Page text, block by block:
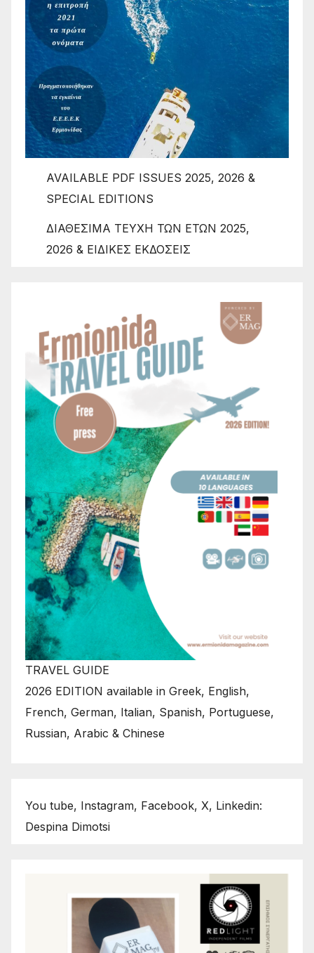
AVAILABLE PDF ISSUES 2025, 2026 &
SPECIAL EDITIONS
ΔΙΑΘΕΣΙΜΑ ΤΕΥΧΗ ΤΩΝ ΕΤΩΝ 2025,
2026 & ΕΙΔΙΚΕΣ ΕΚΔΟΣΕΙΣ
TRAVEL GUIDE
2026 EDITION available in Greek, English,
French, German, Italian, Spanish, Portuguese,
Russian, Arabic & Chinese
You tube, Instagram, Facebook, X, Linkedin:
Despina Dimotsi